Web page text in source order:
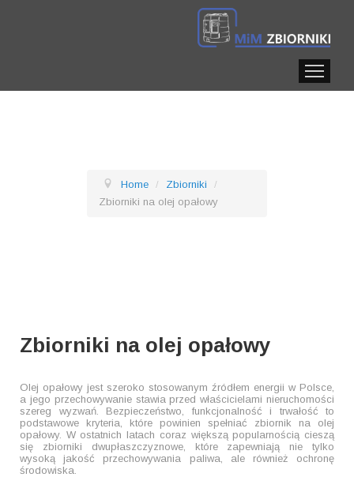
DYSTRYBUTORY+
Home / Zbiorniki
/
Zbiorniki na olej opałowy
Zbiorniki na olej opałowy
Olej opałowy jest szeroko stosowanym źródłem energii w Polsce,
a jego przechowywanie stawia przed właścicielami nieruchomości
szereg wyzwań. Bezpieczeństwo, funkcjonalność i trwałość to
podstawowe kryteria, które powinien spełniać zbiornik na olej
opałowy. W ostatnich latach coraz większą popularnością cieszą
się zbiorniki dwupłaszczyznowe, które zapewniają nie tylko
wysoką jakość przechowywania paliwa, ale również ochronę
środowiska.